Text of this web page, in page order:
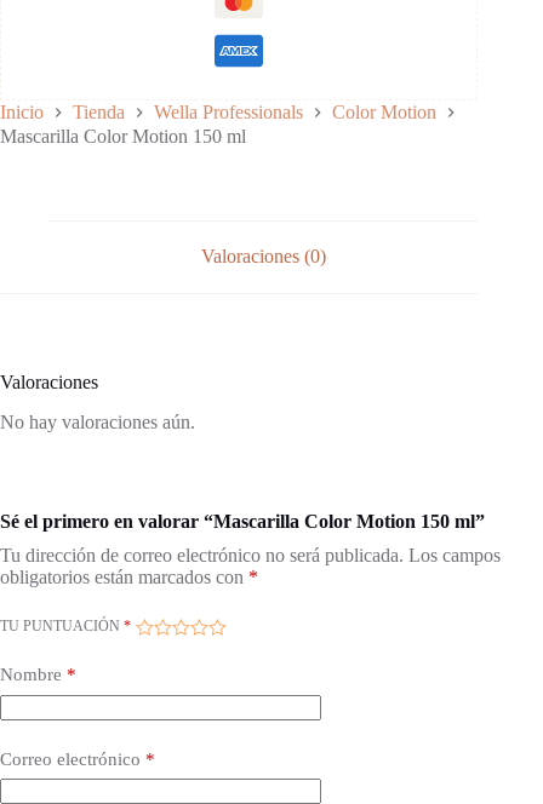
Inicio Tienda Wella Professionals
Color Motion
Mascarilla Color Motion 150 ml
Valoraciones (0)
Valoraciones
No hay valoraciones aún.
Sé el primero en valorar “Mascarilla Color Motion 150 ml”
Tu dirección de correo electrónico no será publicada. Los campos
obligatorios están marcados con *
TU PUNTUACIÓN *
Nombre *
Correo electrónico *